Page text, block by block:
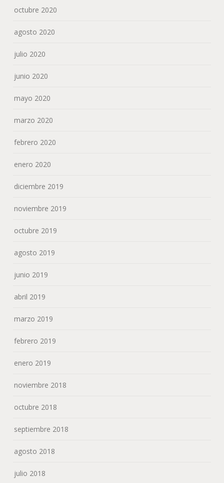
octubre 2020
agosto 2020
julio 2020
junio 2020
mayo 2020
marzo 2020
febrero 2020
enero 2020
diciembre 2019
noviembre 2019
octubre 2019
agosto 2019
junio 2019
abril 2019
marzo 2019
febrero 2019
enero 2019
noviembre 2018
octubre 2018
septiembre 2018
agosto 2018
julio 2018